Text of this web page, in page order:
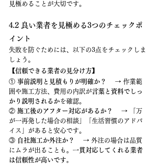
見極めることが大切です。
4.2 良い業者を見極める3つのチェックポ
イント
失敗を防ぐためには、以下の3点をチェックしま
しょう。
【信頼できる業者の見分け方】
① 事前説明と見積もりが明確か？
→ 作業範
囲や施工方法、費用の内訳が言葉と資料でしっ
かり説明されるかを確認。
② 施工後のアフター対応があるか？
→ 「万
が一再発した場合の相談」「生活習慣のアドバ
イス」があると安心です。
③ 自社施工か外注か？
→ 外注の場合は品質
にムラが出ることも。 一貫対応してくれる業者
は信頼性が高いです。